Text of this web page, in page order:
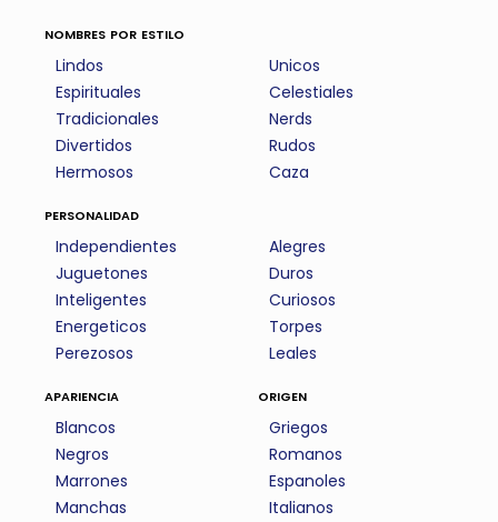
nombres por estilo
Lindos
Espirituales
Tradicionales
Divertidos
Hermosos
Unicos
Celestiales
Nerds
Rudos
Caza
personalidad
Independientes
Juguetones
Inteligentes
Energeticos
Perezosos
Alegres
Duros
Curiosos
Torpes
Leales
apariencia
Blancos
Negros
Marrones
Manchas
origen
Griegos
Romanos
Espanoles
Italianos